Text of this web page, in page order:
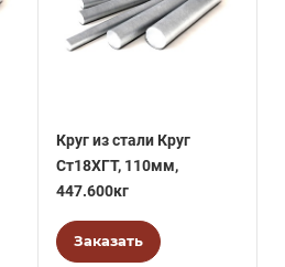
Круг из стали Круг
Ст18ХГТ, 110мм,
447.600кг
Заказать